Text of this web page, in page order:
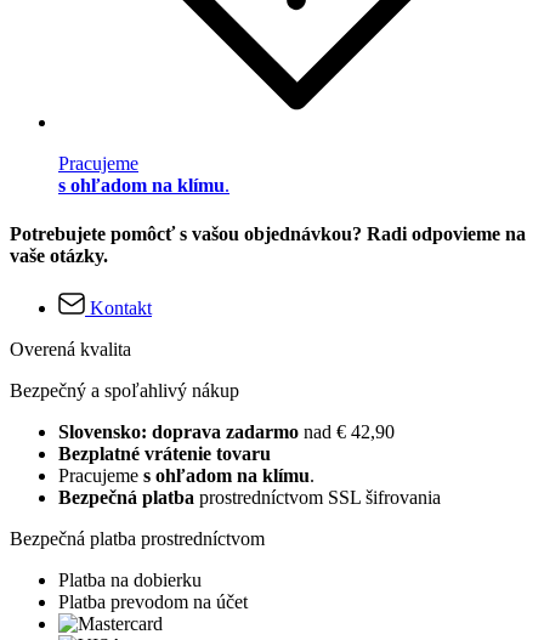
Pracujeme
s ohľadom na klímu.
Potrebujete pomôcť s vašou objednávkou? Radi odpovieme na
vaše otázky.
Kontakt
Overená kvalita
Bezpečný a spoľahlivý nákup
Slovensko: doprava zadarmo nad € 42,90
Bezplatné vrátenie tovaru
Pracujeme s ohľadom na klímu.
Bezpečná platba prostredníctvom SSL šifrovania
Bezpečná platba prostredníctvom
Platba na dobierku
Platba prevodom na účet